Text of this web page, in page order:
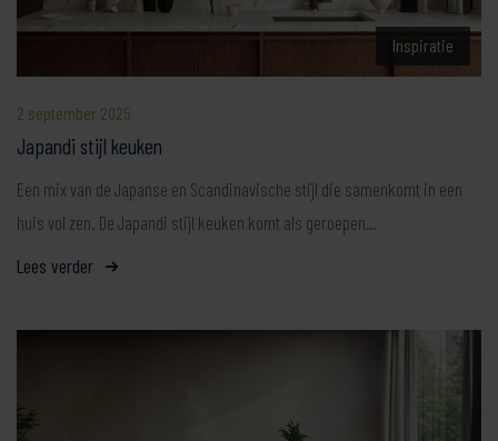
Inspiratie
2 september 2025
Japandi stijl keuken
Een mix van de Japanse en Scandinavische stijl die samenkomt in een
huis vol zen. De Japandi stijl keuken komt als geroepen…
Lees verder